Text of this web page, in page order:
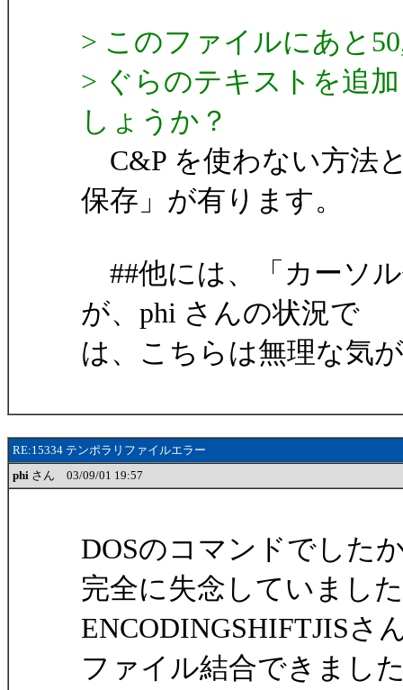
> このファイルにあと
> ぐらのテキストを追
しょうか？
C&P を使わない方法
保存」が有ります。
##他には、「カーソ
が、phi さんの状況で
は、こちらは無理な気
RE:15334 テンポラリファイルエラー
phi さん 03/09/01 19:57
DOSのコマンドでした
完全に失念していまし
ENCODINGSHIFTJISさ
ファイル結合できまし